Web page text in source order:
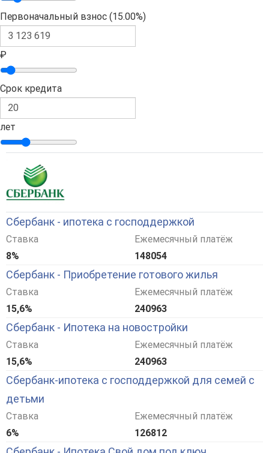
Первоначальный взнос (15.00%)
₽
Срок кредита
лет
Сбербанк - ипотека с господдержкой
Ставка
8%
Ежемесячный платёж
148054
Сбербанк - Приобретение готового жилья
Ставка
15,6%
Ежемесячный платёж
240963
Сбербанк - Ипотека на новостройки
Ставка
15,6%
Ежемесячный платёж
240963
Сбербанк-ипотека с господдержкой для семей с
детьми
Ставка
6%
Ежемесячный платёж
126812